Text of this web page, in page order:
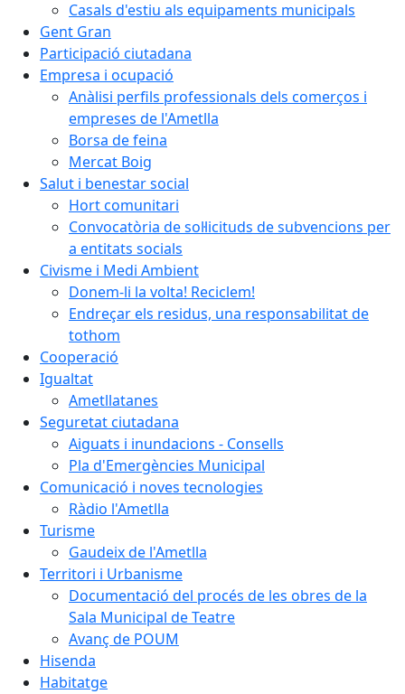
Casals d'estiu als equipaments municipals
Gent Gran
Participació ciutadana
Empresa i ocupació
Anàlisi perfils professionals dels comerços i
empreses de l'Ametlla
Borsa de feina
Mercat Boig
Salut i benestar social
Hort comunitari
Convocatòria de sol·licituds de subvencions per
a entitats socials
Civisme i Medi Ambient
Donem-li la volta! Reciclem!
Endreçar els residus, una responsabilitat de
tothom
Cooperació
Igualtat
Ametllatanes
Seguretat ciutadana
Aiguats i inundacions - Consells
Pla d'Emergències Municipal
Comunicació i noves tecnologies
Ràdio l'Ametlla
Turisme
Gaudeix de l'Ametlla
Territori i Urbanisme
Documentació del procés de les obres de la
Sala Municipal de Teatre
Avanç de POUM
Hisenda
Habitatge